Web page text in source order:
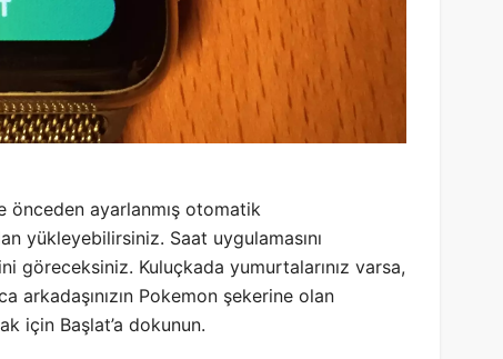
önceden ayarlanmış otomatik
yükleyebilirsiniz. Saat uygulamasını
göreceksiniz. Kuluçkada yumurtalarınız varsa,
arkadaşınızın Pokemon şekerine olan
için Başlat’a dokunun.